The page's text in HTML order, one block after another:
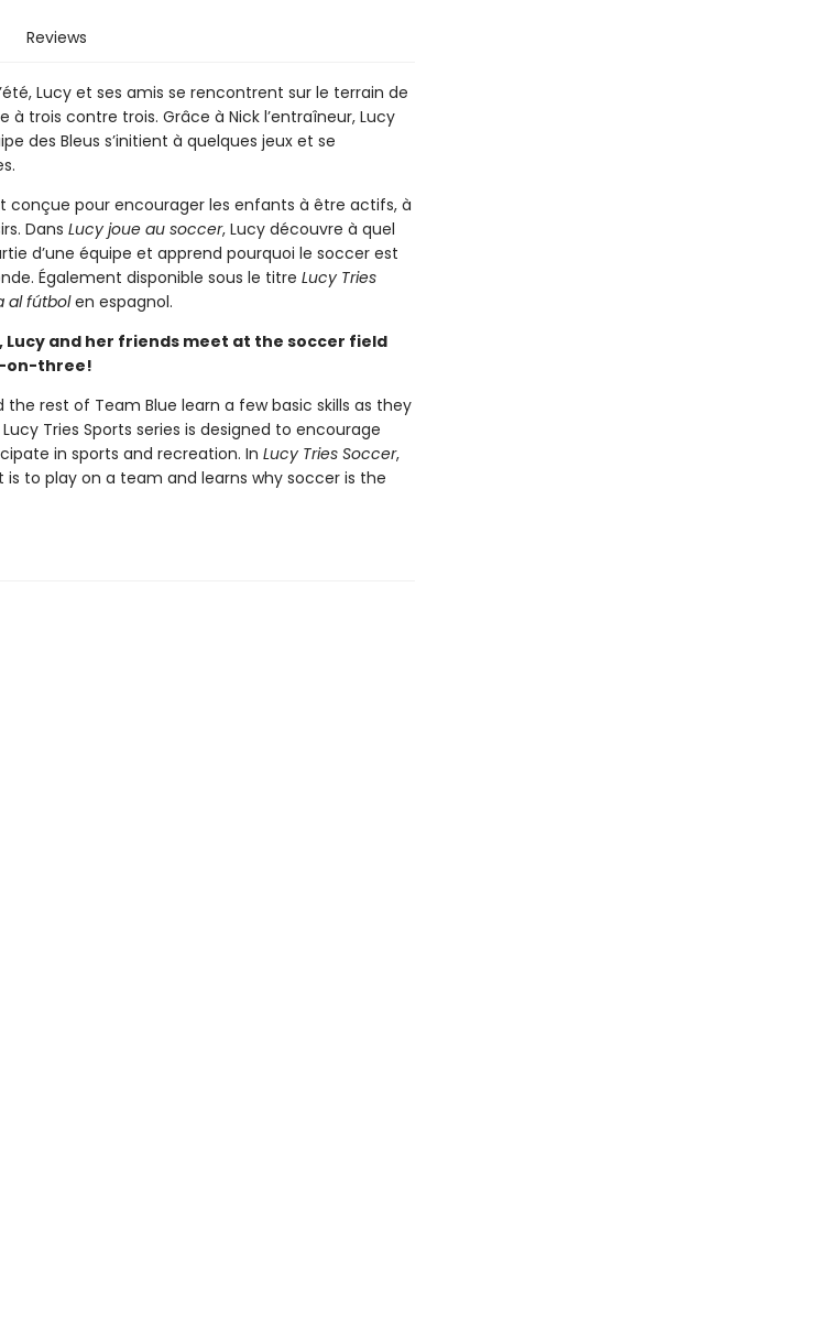
Reviews
Lucy et ses amis se rencontrent sur le terrain de
trois contre trois. Grâce à Nick l’entraîneur, Lucy
des Bleus s’initient à quelques jeux et se
conçue pour encourager les enfants à être actifs, à
Dans Lucy joue au soccer, Lucy découvre à quel
d’une équipe et apprend pourquoi le soccer est
Également disponible sous le titre Lucy Tries
al fútbolen espagnol.
Lucy and her friends meet at the soccer field
on-three!
the rest of Team Blue learn a few basic skills as they
Tries Sports series is designed to encourage
in sports and recreation. In Lucy Tries Soccer,
to play on a team and learns why soccer is the